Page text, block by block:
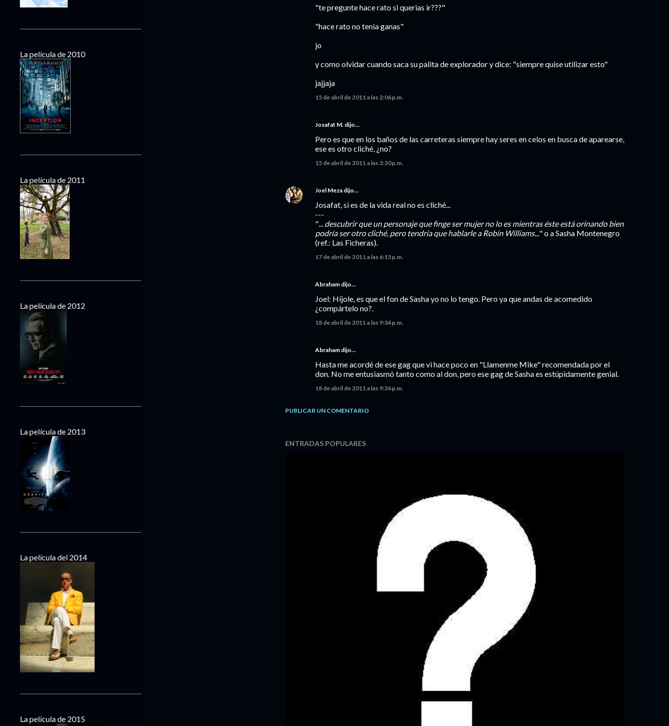
"te pregunte hace rato si querias ir???"
"hace rato no tenia ganas"
jo
y como olvidar cuando saca su palita de explorador y dice: "siempre quise utilizar esto"
jajjaja
15 de abril de 2011 a las 2:06 p.m.
Josafat M. dijo…
Pero es que en los baños de las carreteras siempre hay seres en celos en busca de aparearse,
ese es otro cliché, ¿no?
15 de abril de 2011 a las 3:30 p.m.
Joel Meza dijo…
Josafat, si es de la vida real no es cliché...
---
"... descubrir que un personaje que finge ser mujer no lo es mientras éste está orinando bien
podría ser otro cliché, pero tendría que hablarle a Robin Williams..." o a Sasha Montenegro
(ref.: Las Ficheras).
17 de abril de 2011 a las 6:15 p.m.
Abraham dijo…
Joel: Híjole, es que el fon de Sasha yo no lo tengo. Pero ya que andas de acomedido
¿compártelo no?.
18 de abril de 2011 a las 9:34 p.m.
Abraham dijo…
Hasta me acordé de ese gag que vi hace poco en "Llamenme Mike" recomendada por el
don. No me entusiasmó tanto como al don, pero ese gag de Sasha es estúpidamente genial.
18 de abril de 2011 a las 9:36 p.m.
PUBLICAR UN COMENTARIO
ENTRADAS POPULARES
La película de 2010
La película de 2011
La película de 2012
La película de 2013
La película del 2014
La película de 2015